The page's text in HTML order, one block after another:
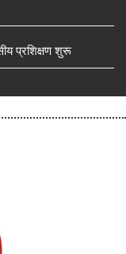
प्रशिक्षण शुरू